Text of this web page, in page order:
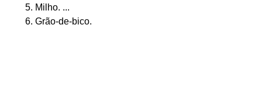
Milho. ...
Grão-de-bico.